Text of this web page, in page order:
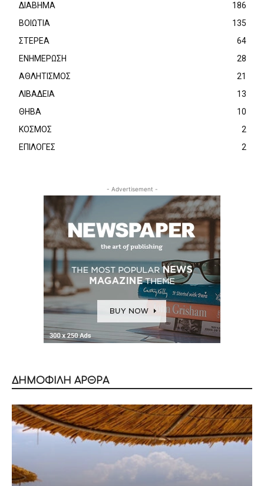
ΔΙΑΒΗΜΑ
186
ΒΟΙΩΤΙΑ
135
ΣΤΕΡΕΑ
64
ΕΝΗΜΕΡΩΣΗ
28
ΑΘΛΗΤΙΣΜΟΣ
21
ΛΙΒΑΔΕΙΑ
13
ΘΗΒΑ
10
ΚΟΣΜΟΣ
2
ΕΠΙΛΟΓΕΣ
2
- Advertisement -
ΔΗΜΟΦΙΛΗ ΑΡΘΡΑ